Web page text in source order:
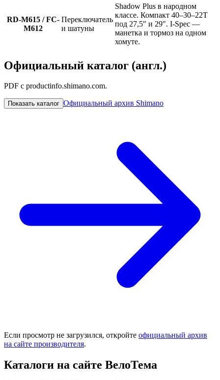
RD-M615 / FC-
M612
Переключатель
и шатуны
Shadow Plus в народном
классе. Компакт 40–30–22T
под 27,5" и 29". I-Spec —
манетка и тормоз на одном
хомуте.
Официальный каталог (англ.)
PDF с productinfo.shimano.com.
Показать каталог Официальный архив Shimano
Если просмотр не загрузился, откройте официальный архив
на сайте производителя.
Каталоги на сайте ВелоТема